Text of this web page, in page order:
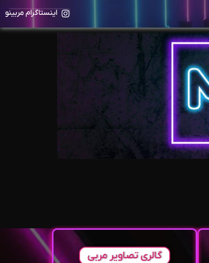
اینستاگرام مربینو
گالری تصاویر مربی